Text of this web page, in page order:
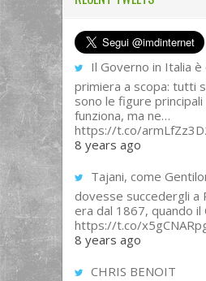
Il Governo in Italia è
primiera a scopa: tutti
sono le figure principali
funziona, ma ne…
https://t.co/
8 years ago
Tajani, come
dovesse succedergli a
era dal 1867, quando il
https://t.co/
8 years ago
CHRIS BENOIT